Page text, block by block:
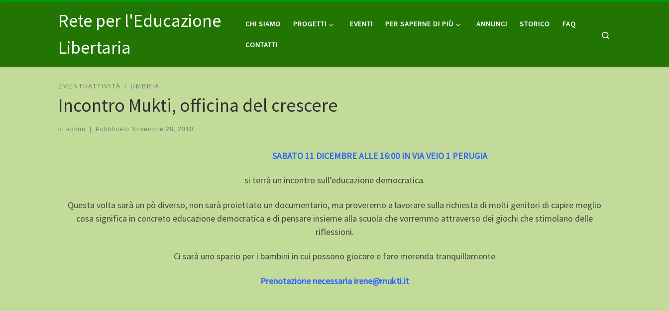
Passa al contenutoRete per l'Educazione
Libertaria
CHI SIAMO PROGETTI EVENTI PER SAPERNE DI PIÙ ANNUNCI STORICO FAQ
CONTATTI
EVENTI/ATTIVITÀ UMBRIA
Incontro Mukti, officina del crescere
di admin | Pubblicato Novembre 28, 2010
SABATO 11 DICEMBRE ALLE 16:00 IN VIA VEIO 1 PERUGIA
si terrà un incontro sull’educazione democratica.
Questa volta sarà un pò diverso, non sarà proiettato un documentario, ma proveremo a lavorare sulla richiesta di molti genitori di capire meglio
cosa significa in concreto educazione democratica e di pensare insieme alla scuola che vorremmo attraverso dei giochi che stimolano delle
riflessioni.
Ci sarà uno spazio per i bambini in cui possono giocare e fare merenda tranquillamente
Prenotazione necessaria irene@mukti.it